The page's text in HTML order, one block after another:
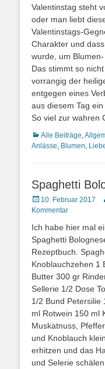
Valentinstag steht
oder man liebt
Valentinstags-
Charakter und
wurde, um
Das stimmt so
vorrangig der
entgegen eines
aus diesem Tag
So viel zur wahren
Kategorien
Alle Beiträge,
Anlässe, Blumen,
Spaghetti
Posted
on
10. Februar 2017
Kommentar
Ich habe hier mal
Spaghetti
Rezeptbuch.
Knoblauchzehen 1
Butter 300 gr
Sellerie 1/2 Dose
1/2 Bund Petersilie
ml Rotwein 150 ml
Muskatnuss,
und Knoblauch
erhitzen und das
und Selerie